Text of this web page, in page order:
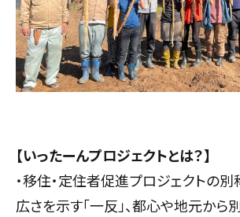
【いったーんプロジェクトとは？】
・移住・定住者促進プロジェクトの別
広さを示す「一反」、都心や地元か